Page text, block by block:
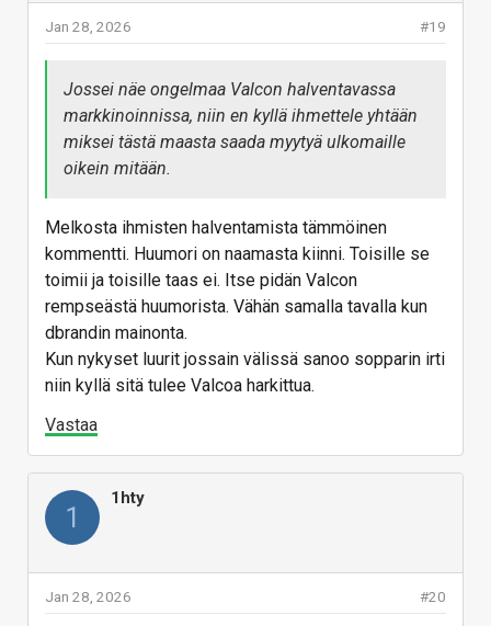
kuulokemallia voisin harkita. Mielenkiinnolla seuraan
tätä matkaa. Kiva, että joku Suomessa jaksaa yrittää.
Vastaa
#19
Jan 28, 2026
Jossei näe ongelmaa Valcon halventavassa
markkinoinnissa, niin en kyllä ihmettele yhtään
miksei tästä maasta saada myytyä ulkomaille
oikein mitään.
Melkosta ihmisten halventamista tämmöinen
kommentti. Huumori on naamasta kiinni. Toisille se
toimii ja toisille taas ei. Itse pidän Valcon
rempseästä huumorista. Vähän samalla tavalla kun
dbrandin mainonta.
Kun nykyset luurit jossain välissä sanoo sopparin irti
niin kyllä sitä tulee Valcoa harkittua.
Vastaa
1
1hty
#20
Jan 28, 2026